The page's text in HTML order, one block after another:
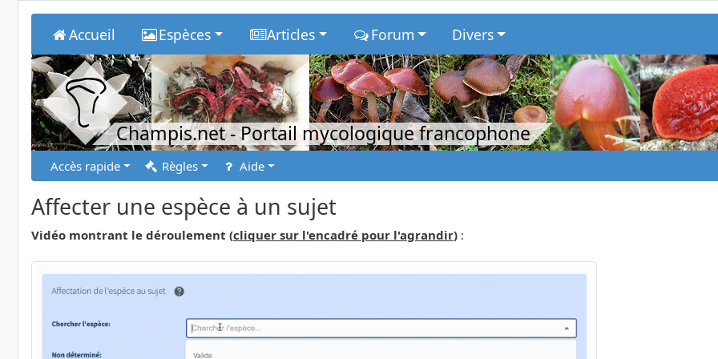
Accueil Espèces Articles Forum Divers
Champis.net- Portail mycologique francophone
Accès rapide Règles Aide
Affecter une espèce à un sujet
Vidéo montrant le déroulement (cliquer sur l'encadré pour l'agrandir) :